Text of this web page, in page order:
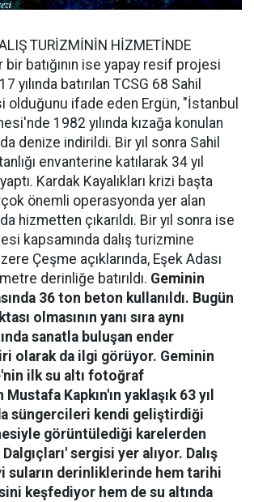
TURİZMİNİN HİZMETİNDE
bir batığının ise yapay resif projesi
yılında batırılan TCSG 68 Sahil
olduğunu ifade eden Ergün, "İstanbul
1982 yılında kızağa konulan
denize indirildi. Bir yıl sonra Sahil
envanterine katılarak 34 yıl
Kardak Kayalıkları krizi başta
önemli operasyonda yer alan
hizmetten çıkarıldı. Bir yıl sonra ise
kapsamında dalış turizmine
Çeşme açıklarında, Eşek Adası
derinliğe batırıldı. Geminin
36 ton beton kullanıldı. Bugün
olmasının yanı sıra aynı
sanatla buluşan ender
olarak da ilgi görüyor. Geminin
ilk su altı fotoğraf
Kapkın'ın yaklaşık 63 yıl
süngercileri kendi geliştirdiği
görüntülediği karelerden
sergisi yer alıyor. Dalış
suların derinliklerinde hem tarihi
keşfediyor hem de su altında